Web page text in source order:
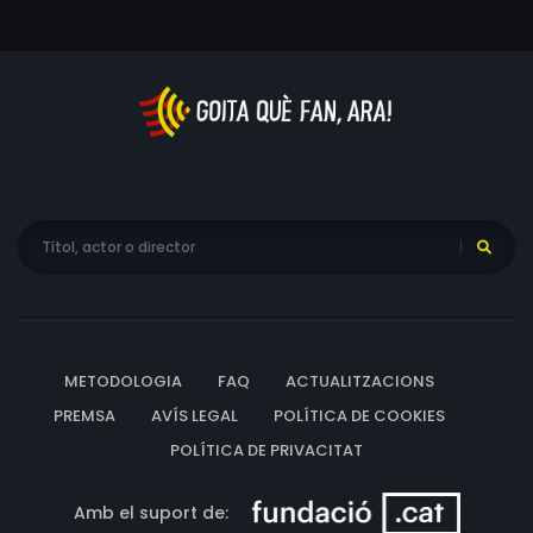
METODOLOGIA FAQ
ACTUALITZACIONS
PREMSA
AVÍS LEGAL
POLÍTICA DE COOKIES
POLÍTICA DE PRIVACITAT
Amb el suport de: